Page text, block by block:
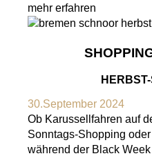
mehr erfahren
30.September 2024
Ob Karussellfahren auf
Sonntags-Shopping
während der Black